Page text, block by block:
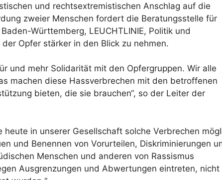
und rechtsextremistischen Anschlag auf die
zweier Menschen fordert die Beratungsstelle für
Württemberg, LEUCHTLINIE, Politik und
Opfer stärker in den Blick zu nehmen.
und mehr Solidarität mit den Opfergruppen. Wir alle
machen diese Hassverbrechen mit den betroffenen
bieten, die sie brauchen“, so der Leiter der
heute in unserer Gesellschaft solche Verbrechen
und Benennen von Vorurteilen, Diskriminierungen
Menschen und anderen von Rassismus
Ausgrenzungen und Abwertungen eintreten, nicht